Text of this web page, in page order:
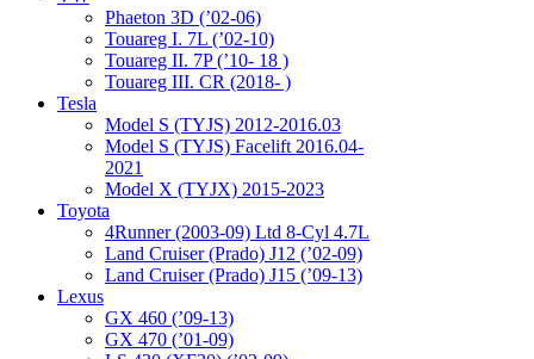
Phaeton 3D (’02-06)
Touareg I. 7L (’02-10)
Touareg II. 7P (’10- 18 )
Touareg III. CR (2018- )
Tesla
Model S (TYJS) 2012-2016.03
Model S (TYJS) Facelift 2016.04-
2021
Model X (TYJX) 2015-2023
Toyota
4Runner (2003-09) Ltd 8-Cyl 4.7L
Land Cruiser (Prado) J12 (’02-09)
Land Cruiser (Prado) J15 (’09-13)
Lexus
GX 460 (’09-13)
GX 470 (’01-09)